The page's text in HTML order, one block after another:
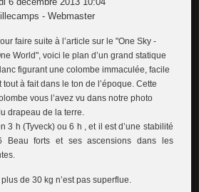
- Webmaster
faire suite à l’article sur le "One Sky -
World", voici le plan d’un grand statique
figurant une colombe immaculée, facile
tout à fait dans le ton de l’époque. Cette
vous l’avez vu dans notre photo
drapeau de la terre.
3 h (Tyveck) ou 6 h , et il est d’une stabilité
Beau forts et ses ascensions dans les
de 30 kg n’est pas superflue.